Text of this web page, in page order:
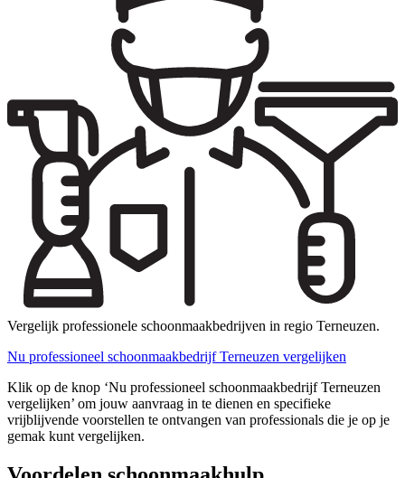
Vergelijk professionele schoonmaakbedrijven in regio Terneuzen.
Nu professioneel schoonmaakbedrijf Terneuzen vergelijken
Klik op de knop ‘Nu professioneel schoonmaakbedrijf Terneuzen
vergelijken’ om jouw aanvraag in te dienen en specifieke
vrijblijvende voorstellen te ontvangen van professionals die je op je
gemak kunt vergelijken.